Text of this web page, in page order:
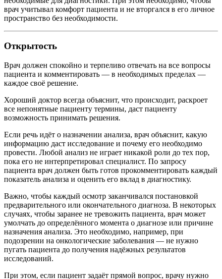
врач учитывал комфорт пациента и не вторгался в его личное
пространство без необходимости.
Открытость
Врач должен спокойно и терпеливо отвечать на все вопросы
пациента и комментировать — в необходимых пределах —
каждое своё решение.
Хороший доктор всегда объяснит, что происходит, раскроет
все непонятные пациенту термины, даст пациенту
возможность принимать решения.
Если речь идёт о назначении анализа, врач объяснит, какую
информацию даст исследование и почему его необходимо
провести. Любой анализ не играет никакой роли до тех пор,
пока его не интерпретировал специалист. По запросу
пациента врач должен быть готов прокомментировать каждый
показатель анализа и оценить его вклад в диагностику.
Важно, чтобы каждый осмотр заканчивался постановкой
предварительного или окончательного диагноза. В некоторых
случаях, чтобы заранее не тревожить пациента, врач может
умолчать до определённого момента о диагнозе или причине
назначения анализа. Это необходимо, например, при
подозрении на онкологические заболевания — не нужно
пугать пациента до получения надёжных результатов
исследований.
При этом, если пациент задаёт прямой вопрос, врачу нужно